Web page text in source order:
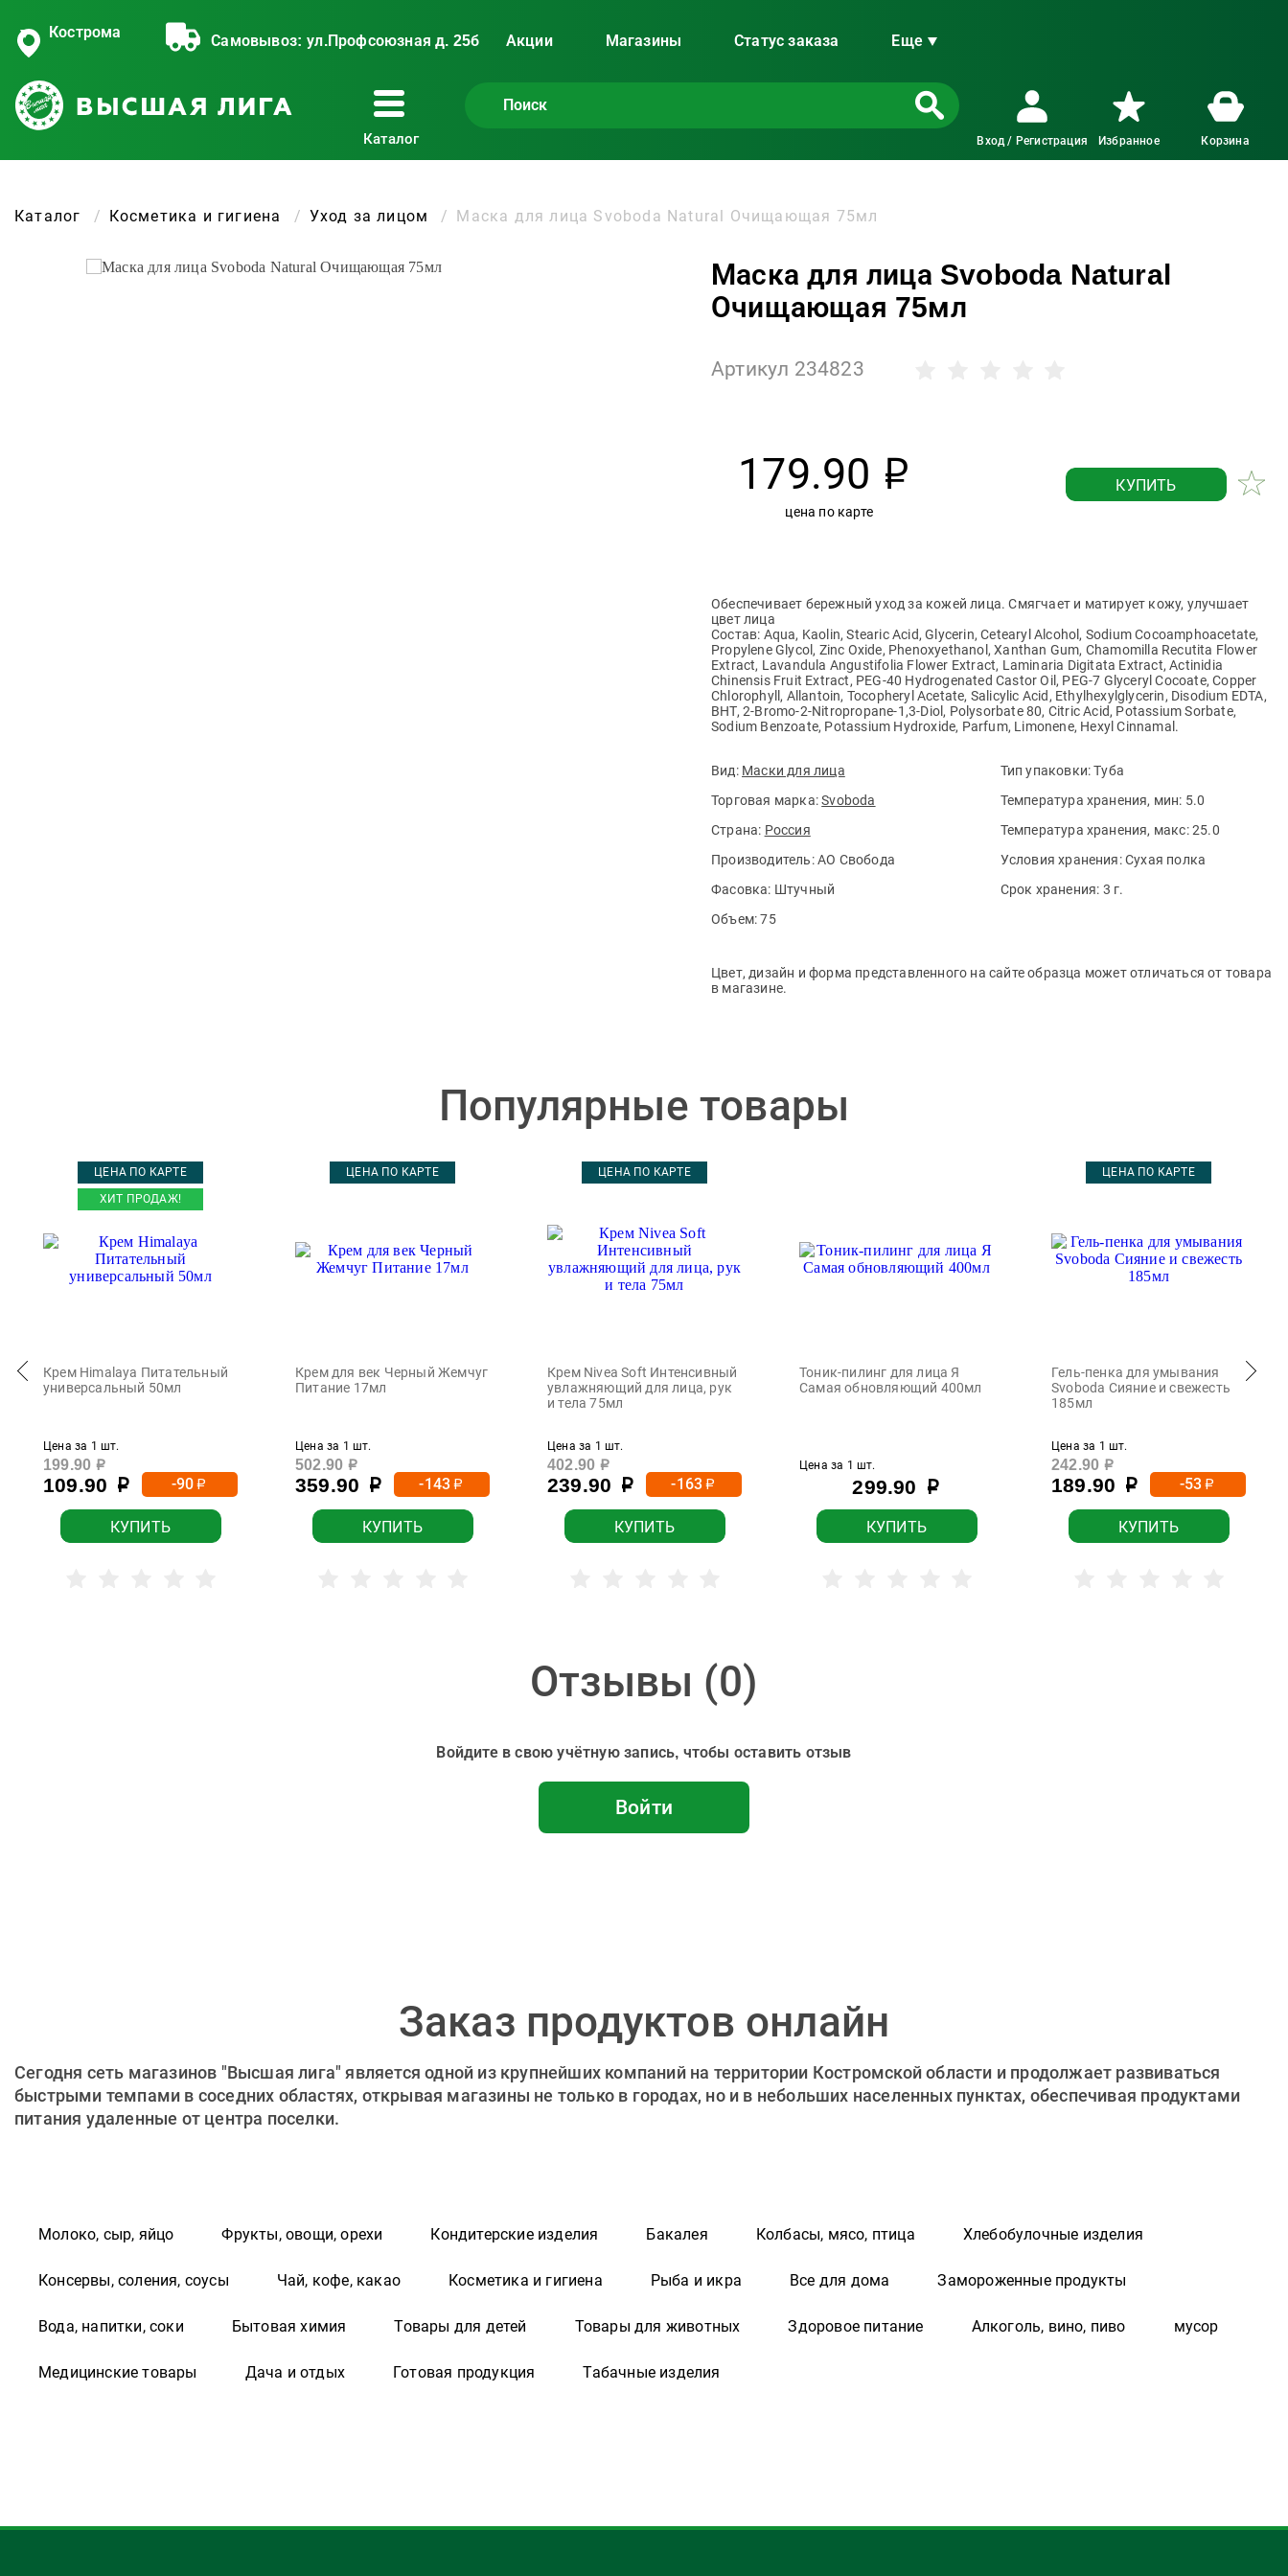
Кострома
Самовывоз: ул.Профсоюзная д. 25б Акции Магазины Статус заказа Еще
Каталог Вход / Регистрация Избранное Корзина
Каталог Косметика и гигиена Уход за лицом Маска для лица Svoboda Natural Очищающая 75мл
Маска для лица Svoboda Natural
Очищающая 75мл
Артикул 234823
179.90 р
цена по карте
КУПИТЬ
Обеспечивает бережный уход за кожей лица. Смягчает и матирует кожу, улучшает
цвет лица
Состав: Aqua, Kaolin, Stearic Acid, Glycerin, Cetearyl Alcohol, Sodium Cocoamphoacetate,
Propylene Glycol, Zinc Oxide, Phenoxyethanol, Xanthan Gum, Chamomillа Recutita Flower
Extract, Lavandula Angustifolia Flower Extract, Laminaria Digitata Extract, Actinidia
Chinensis Fruit Extract, PEG-40 Hydrogenated Castor Oil, PEG-7 Glyceryl Cocoate, Copper
Chlorophyll, Allantoin, Tocopheryl Acetate, Salicylic Acid, Ethylhexylglycerin, Disodium EDTA,
BHT, 2-Bromo-2-Nitropropane-1,3-Diol, Polysorbate 80, Citric Acid, Potassium Sorbate,
Sodium Benzoate, Рotassium Нydroxide, Parfum, Limonene, Hexyl Cinnamal.
Вид: Маски для лица
Торговая марка:Svoboda
Страна: Россия
Производитель:АО Свобода
Фасовка: Штучный
Объем:75
Тип упаковки:Туба
Температура хранения, мин: 5.0
Температура хранения, макс:25.0
Условия хранения:Сухая полка
Срок хранения: 3 г.
Цвет, дизайн и форма представленного на сайте образца может отличаться от товара
в магазине.
Популярные товары
ЦЕНА ПО КАРТЕ
ХИТ ПРОДАЖ!
Крем Himalaya Питательный
универсальный 50мл
Цена за 1 шт.
199.90 р
109.90 р -90р
КУПИТЬ
ЦЕНА ПО КАРТЕ
Крем для век Черный Жемчуг
Питание 17мл
Цена за 1 шт.
502.90 р
359.90 р -143р
КУПИТЬ
ЦЕНА ПО КАРТЕ
Крем Nivea Soft Интенсивный
увлажняющий для лица, рук
и тела 75мл
Цена за 1 шт.
402.90 р
239.90 р -163р
КУПИТЬ
Тоник-пилинг для лица Я
Самая обновляющий 400мл
Цена за 1 шт.
299.90 р
КУПИТЬ
ЦЕНА ПО КАРТЕ
Гель-пенка для умывания
Svoboda Сияние и свежесть
185мл
Цена за 1 шт.
242.90 р
189.90 р -53р
КУПИТЬ
Отзывы (0)
Войдите в свою учётную запись, чтобы оставить отзыв
Войти
Заказ продуктов онлайн
Сегодня сеть магазинов "Высшая лига" является одной из крупнейших компаний на территории Костромской области и продолжает развиваться
быстрыми темпами в соседних областях, открывая магазины не только в городах, но и в небольших населенных пунктах, обеспечивая продуктами
питания удаленные от центра поселки.
Молоко, сыр, яйцо Фрукты, овощи, орехи Кондитерские изделия Бакалея Колбасы, мясо, птица Хлебобулочные изделия
Консервы, соления, соусы Чай, кофе, какао Косметика и гигиена Рыба и икра Все для дома Замороженные продукты
Вода, напитки, соки Бытовая химия Товары для детей Товары для животных Здоровое питание Алкоголь, вино, пиво мусор
Медицинские товары Дача и отдых Готовая продукция Табачные изделия